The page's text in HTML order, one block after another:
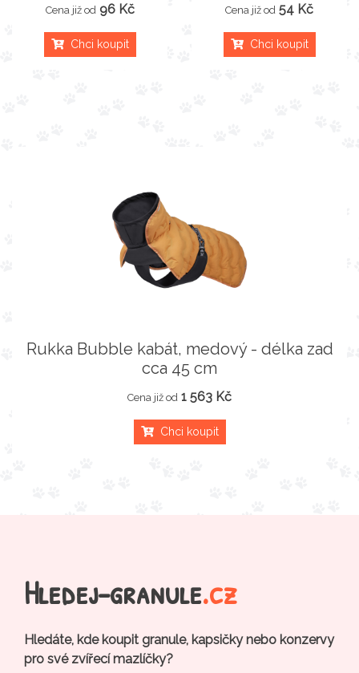
Cena již od 96 Kč
Chci koupit
Cena již od 54 Kč
Chci koupit
Rukka Bubble kabát, medový - délka zad
cca 45 cm
Cena již od 1 563 Kč
Chci koupit
Hledej-granule.cz
Hledáte, kde koupit granule, kapsičky nebo konzervy
pro své zvířecí mazlíčky?